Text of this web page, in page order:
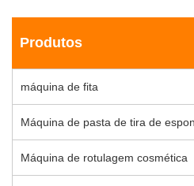
Produtos
máquina de fita
Máquina de pasta de tira de
Máquina de rotulagem cosmética